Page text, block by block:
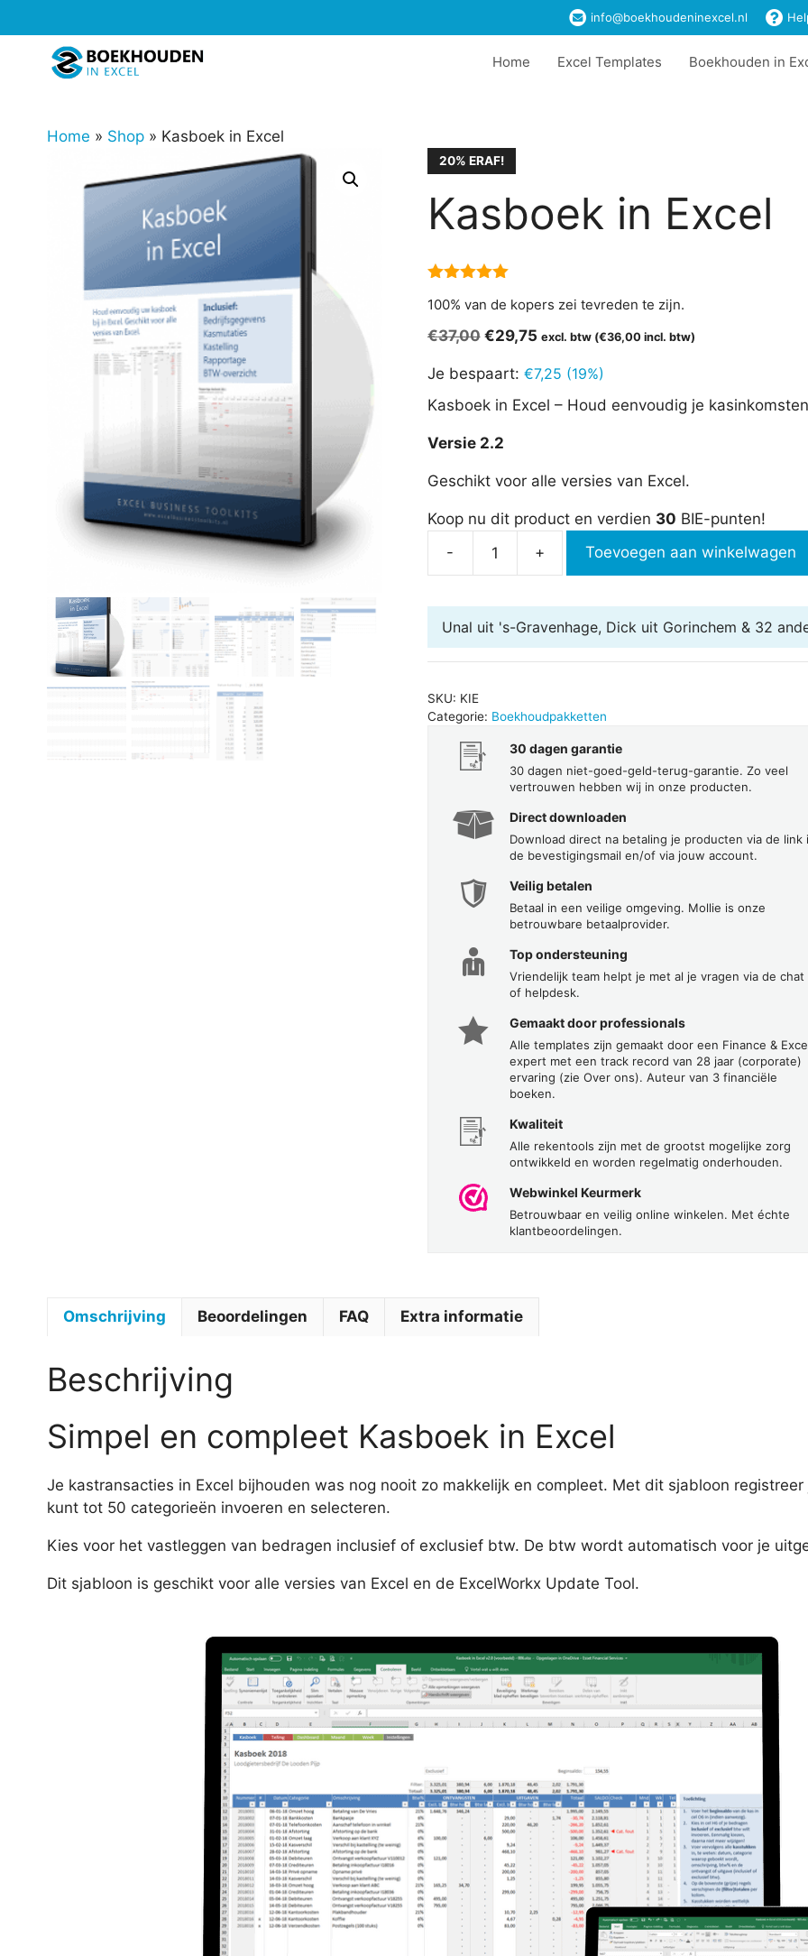
naar
info@boekhoudeninexcel.nl
Home Excel Templates Boekhouden in
Home » Shop » Kasboek in Excel
20% ERAF!
Kasboek in Excel
100% van de kopers zei tevreden te zijn.
€37,00 Oorspronkelijke
was:
€37,00.
€29,75Huidige
is:
€29,75.
excl. btw (€36,00 incl. btw)
Je bespaart: €7,25 (19%)
Kasboek in Excel – Houd eenvoudig je
Versie 2.2
Geschikt voor alle versies van Excel.
Koop nu dit product en verdien 30 BIE-punten!
-
Excel
aantal
+ Toevoegen aan winkelwagen
Unal uit 's-Gravenhage, Dick uit Gorinchem & 32
SKU: KIE
Categorie: Boekhoudpakketten
30 dagen garantie
30 dagen niet-goed-geld-terug-garantie. Zo veel
vertrouwen hebben wij in onze producten.
Direct downloaden
Download direct na betaling je producten via de link
de bevestigingsmail en/of via jouw account.
Veilig betalen
Betaal in een veilige omgeving. Mollie is onze
betrouwbare betaalprovider.
Top ondersteuning
Vriendelijk team helpt je met al je vragen via de chat
of helpdesk.
Gemaakt door professionals
Alle templates zijn gemaakt door een Finance &
expert met een track record van 28 jaar (corporate)
ervaring (zie Over ons). Auteur van 3 financiële
boeken.
Kwaliteit
Alle rekentools zijn met de grootst mogelijke zorg
ontwikkeld en worden regelmatig onderhouden.
Webwinkel Keurmerk
Betrouwbaar en veilig online winkelen. Met échte
klantbeoordelingen.
Omschrijving Beoordelingen FAQ Extra informatie
Beschrijving
Simpel en compleet Kasboek in Excel
Je kastransacties in Excel bijhouden was nog nooit zo makkelijk en compleet. Met dit sjabloon
kunt tot 50 categorieën invoeren en selecteren.
Kies voor het vastleggen van bedragen inclusief of exclusief btw. De btw wordt automatisch voor je
Dit sjabloon is geschikt voor alle versies van Excel en de ExcelWorkx Update Tool.
€37,00.€29,75.